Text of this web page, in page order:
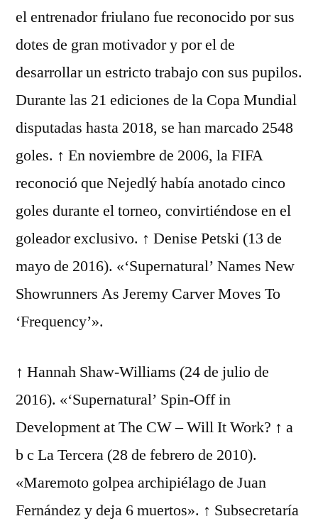
el entrenador friulano fue reconocido por sus
dotes de gran motivador y por el de
desarrollar un estricto trabajo con sus pupilos.
Durante las 21 ediciones de la Copa Mundial
disputadas hasta 2018, se han marcado 2548
goles. ↑ En noviembre de 2006, la FIFA
reconoció que Nejedlý había anotado cinco
goles durante el torneo, convirtiéndose en el
goleador exclusivo. ↑ Denise Petski (13 de
mayo de 2016). «‘Supernatural’ Names New
Showrunners As Jeremy Carver Moves To
‘Frequency’».
↑ Hannah Shaw-Williams (24 de julio de
2016). «‘Supernatural’ Spin-Off in
Development at The CW – Will It Work? ↑ a
b c La Tercera (28 de febrero de 2010).
«Maremoto golpea archipiélago de Juan
Fernández y deja 6 muertos». ↑ Subsecretaría